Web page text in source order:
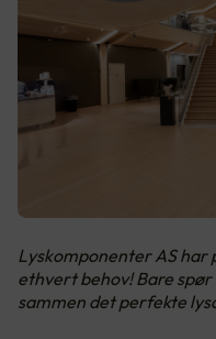
Lyskomponenter AS
ethvert behov! Bare spør
sammen det perfekte